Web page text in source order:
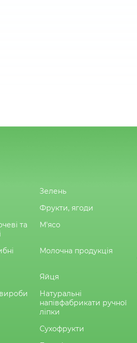
Зелень
Фрукти, ягоди
та
М'ясо
Молочна продукція
Яйця
Натуральні
напівфабрикати ручної
ліпки
Сухофрукти